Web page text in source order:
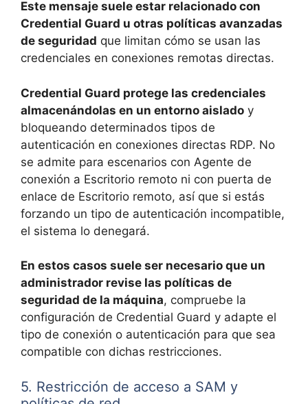
Este mensaje suele estar relacionado con
Credential Guard u otras políticas avanzadas
de seguridad que limitan cómo se usan las
credenciales en conexiones remotas directas.
Credential Guard protege las credenciales
almacenándolas en un entorno aislado y
bloqueando determinados tipos de
autenticación en conexiones directas RDP. No
se admite para escenarios con Agente de
conexión a Escritorio remoto ni con puerta de
enlace de Escritorio remoto, así que si estás
forzando un tipo de autenticación incompatible,
el sistema lo denegará.
En estos casos suele ser necesario que un
administrador revise las políticas de
seguridad de la máquina, compruebe la
configuración de Credential Guard y adapte el
tipo de conexión o autenticación para que sea
compatible con dichas restricciones.
5. Restricción de acceso a SAM y